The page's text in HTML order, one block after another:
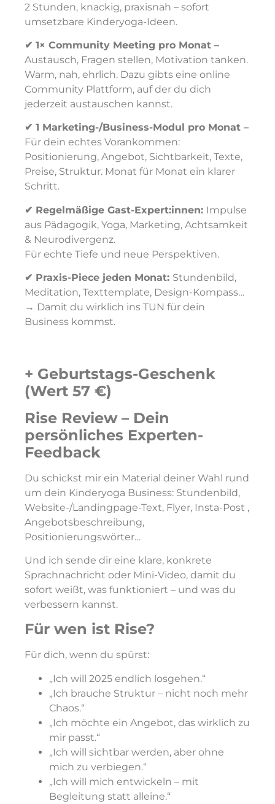
2 Stunden, knackig, praxisnah – sofort
umsetzbare Kinderyoga-Ideen.
✔ 1× Community Meeting pro Monat –
Austausch, Fragen stellen, Motivation tanken.
Warm, nah, ehrlich. Dazu gibts eine online
Community Plattform, auf der du dich
jederzeit austauschen kannst.
✔ 1 Marketing-/Business-Modul pro Monat –
Für dein echtes Vorankommen:
Positionierung, Angebot, Sichtbarkeit, Texte,
Preise, Struktur. Monat für Monat ein klarer
Schritt.
✔ Regelmäßige Gast-Expert:innen: Impulse
aus Pädagogik, Yoga, Marketing, Achtsamkeit
& Neurodivergenz.
Für echte Tiefe und neue Perspektiven.
✔ Praxis-Piece jeden Monat: Stundenbild,
Meditation, Texttemplate, Design-Kompass…
→ Damit du wirklich ins TUN für dein
Business kommst.
+ Geburtstags-Geschenk
(Wert 57 €)
Rise Review – Dein
persönliches Experten-
Feedback
Du schickst mir ein Material deiner Wahl rund
um dein Kinderyoga Business: Stundenbild,
Website-/Landingpage-Text, Flyer, Insta-Post ,
Angebotsbeschreibung,
Positionierungswörter…
Und ich sende dir eine klare, konkrete
Sprachnachricht oder Mini-Video, damit du
sofort weißt, was funktioniert – und was du
verbessern kannst.
Für wen ist Rise?
Für dich, wenn du spürst:
„Ich will 2025 endlich losgehen.“
„Ich brauche Struktur – nicht noch mehr
Chaos.“
„Ich möchte ein Angebot, das wirklich zu
mir passt.“
„Ich will sichtbar werden, aber ohne
mich zu verbiegen.“
„Ich will mich entwickeln – mit
Begleitung statt alleine.“